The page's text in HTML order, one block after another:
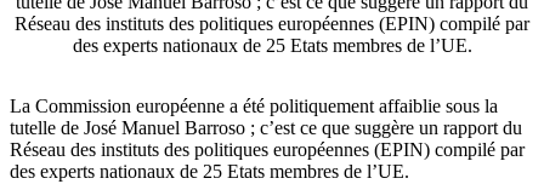
Réseau des instituts des politiques européennes (EPIN) compilé par
des experts nationaux de 25 Etats membres de l’UE.
La Commission européenne a été politiquement affaiblie sous la
tutelle de José Manuel Barroso ; c’est ce que suggère un rapport du
Réseau des instituts des politiques européennes (EPIN) compilé par
des experts nationaux de 25 Etats membres de l’UE.